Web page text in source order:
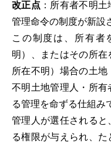
改正点 ：所有者不明
管理命令の制度が新設
この制度は、所有者
明）、またはその所
所在不明）場合の土
不明土地管理人・所
る管理を命ずる仕組み
管理人が選任される
る権限が与えられ、